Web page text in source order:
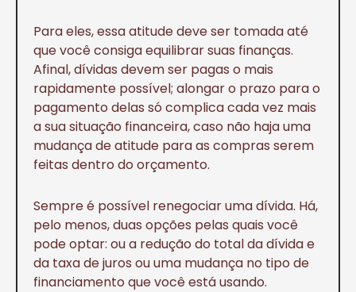
Para eles, essa atitude deve ser tomada até
que você consiga equilibrar suas finanças.
Afinal, dívidas devem ser pagas o mais
rapidamente possível; alongar o prazo para o
pagamento delas só complica cada vez mais
a sua situação financeira, caso não haja uma
mudança de atitude para as compras serem
feitas dentro do orçamento.
Sempre é possível renegociar uma dívida. Há,
pelo menos, duas opções pelas quais você
pode optar: ou a redução do total da dívida e
da taxa de juros ou uma mudança no tipo de
financiamento que você está usando.